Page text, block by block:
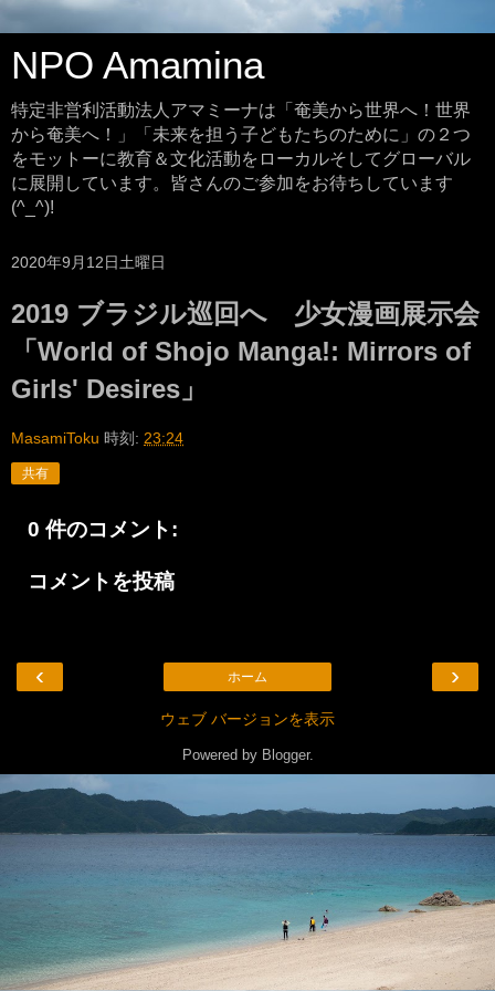
NPO Amamina
特定非営利活動法人アマミーナは「奄美から世界へ！世界
から奄美へ！」「未来を担う子どもたちのために」の２つ
をモットーに教育＆文化活動をローカルそしてグローバル
に展開しています。皆さんのご参加をお待ちしています
(^_^)!
2020年9月12日土曜日
2019 ブラジル巡回へ 少女漫画展示会
「World of Shojo Manga!: Mirrors of
Girls' Desires」
MasamiToku 時刻: 23:24
共有
0 件のコメント:
コメントを投稿
‹ ›
ホーム
ウェブ バージョンを表示
Powered by Blogger.